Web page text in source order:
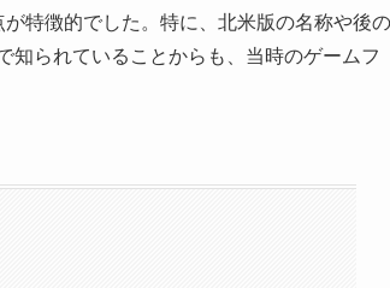
特徴的でした。特に、北米版の名称や後の
知られていることからも、当時のゲームフ